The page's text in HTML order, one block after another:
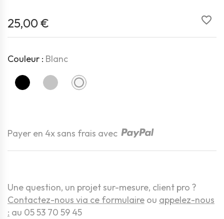
favorite_border
25,00 €
Couleur : Blanc
Noir Gris Blanc
Payer en 4x sans frais avec
Une question, un projet sur-mesure, client pro ?
Contactez-nous via ce formulaire ou appelez-nous
: au 05 53 70 59 45